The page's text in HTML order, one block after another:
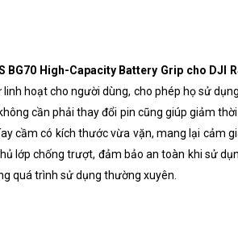
BG70 High-Capacity Battery Grip cho DJI
hoạt cho người dùng, cho phép họ sử
cần phải thay đổi pin cũng giúp giảm
cầm có kích thước vừa vặn, mang lại cảm
lớp chống trượt, đảm bảo an toàn khi sử
quá trình sử dụng thường xuyên.